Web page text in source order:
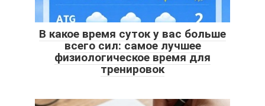
В какое время суток у вас больше
всего сил: самое лучшее
физиологическое время для
тренировок